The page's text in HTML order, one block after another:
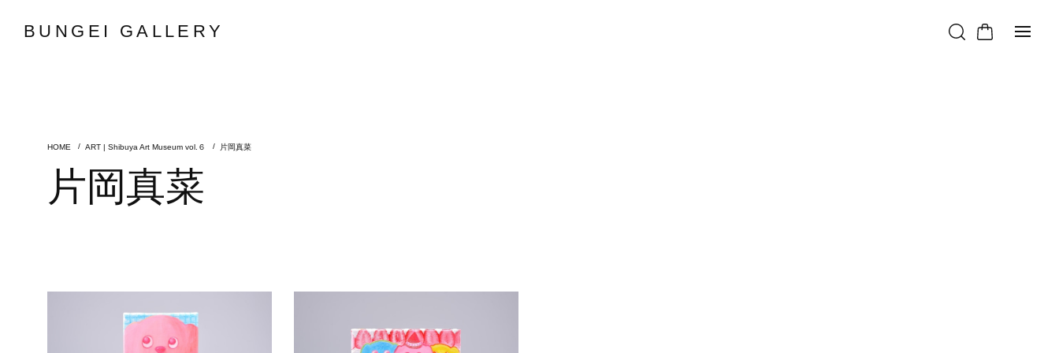
BUNGEI GALLERY
ART | Shibuya Art Museum vol.６ 片岡真菜
片岡真菜